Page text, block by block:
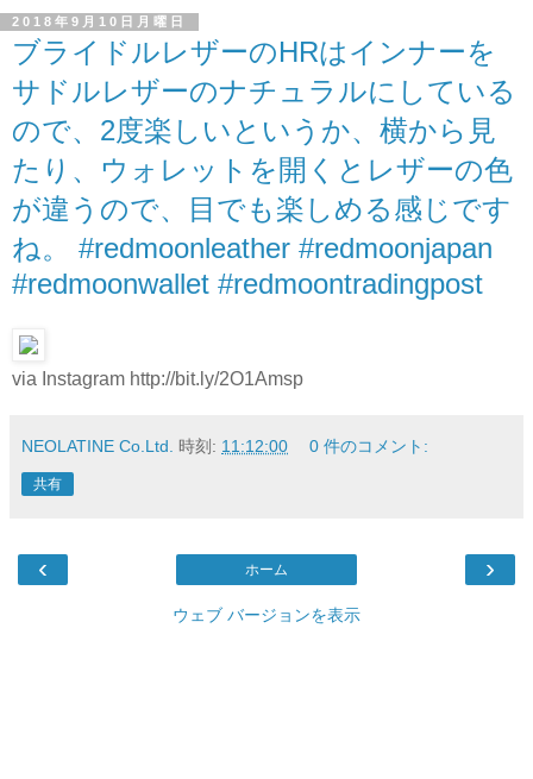
2018年9月10日月曜日
ブライドルレザーのHRはインナーを
サドルレザーのナチュラルにしている
ので、2度楽しいというか、横から見
たり、ウォレットを開くとレザーの色
が違うので、目でも楽しめる感じです
ね。 #redmoonleather #redmoonjapan
#redmoonwallet #redmoontradingpost
via Instagram http://bit.ly/2O1Amsp
NEOLATINE Co.Ltd. 時刻: 11:12:00 0 件のコメント:
共有
‹ ›
ホーム
ウェブ バージョンを表示